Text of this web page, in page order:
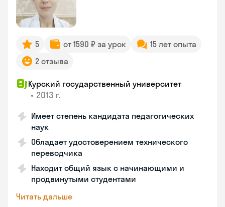
5 от 1590 ₽ за урок
15 лет опыта
2 отзыва
Курский государственный университет
• 2013 г.
Имеет степень кандидата педагогических
наук
Обладает удостоверением технического
переводчика
Находит общий язык с начинающими и
продвинутыми студентами
Читать дальше